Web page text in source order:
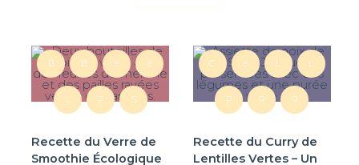
B B é é
L P S
Recette du Verre de
Smoothie Écologique
C é L L
P R R
Recette du Curry de
Lentilles Vertes – Un